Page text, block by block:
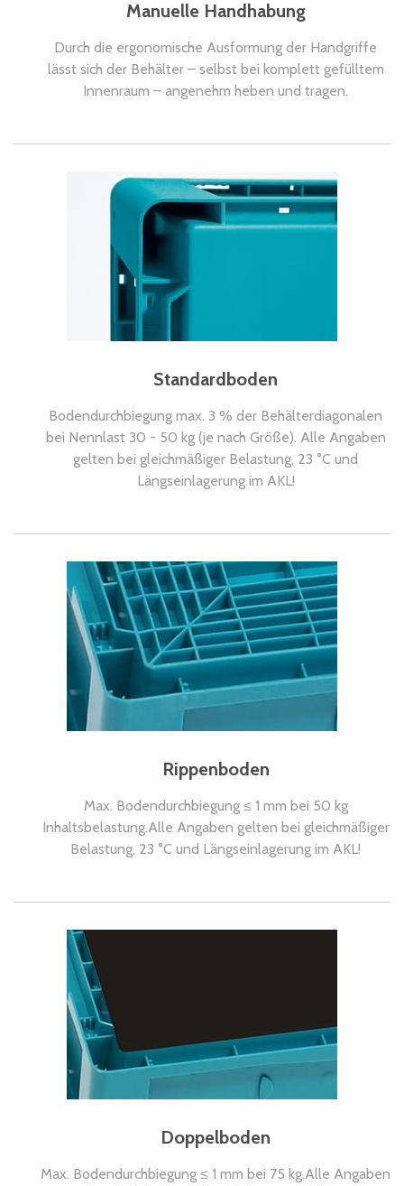
Manuelle Handhabung
Durch die ergonomische Ausformung der Handgriffe
lässt sich der Behälter – selbst bei komplett gefülltem
Innenraum – angenehm heben und tragen.
Standardboden
Bodendurchbiegung max. 3 % der Behälterdiagonalen
bei Nennlast 30 - 50 kg (je nach Größe). Alle Angaben
gelten bei gleichmäßiger Belastung, 23 °C und
Längseinlagerung im AKL!
Rippenboden
Max. Bodendurchbiegung ≤ 1 mm bei 50 kg
Inhaltsbelastung.Alle Angaben gelten bei gleichmäßiger
Belastung, 23 °C und Längseinlagerung im AKL!
Doppelboden
Max. Bodendurchbiegung ≤ 1 mm bei 75 kg.Alle Angaben